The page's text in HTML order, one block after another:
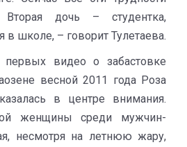
Вторая дочь – студентка,
в школе, – говорит Тулетаева.
первых видео о забастовке
весной 2011 года Роза
в центре внимания.
женщины среди мужчин-
несмотря на летнюю жару,